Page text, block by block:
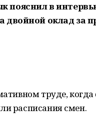
в
оклад за
труде,
расписания смен.